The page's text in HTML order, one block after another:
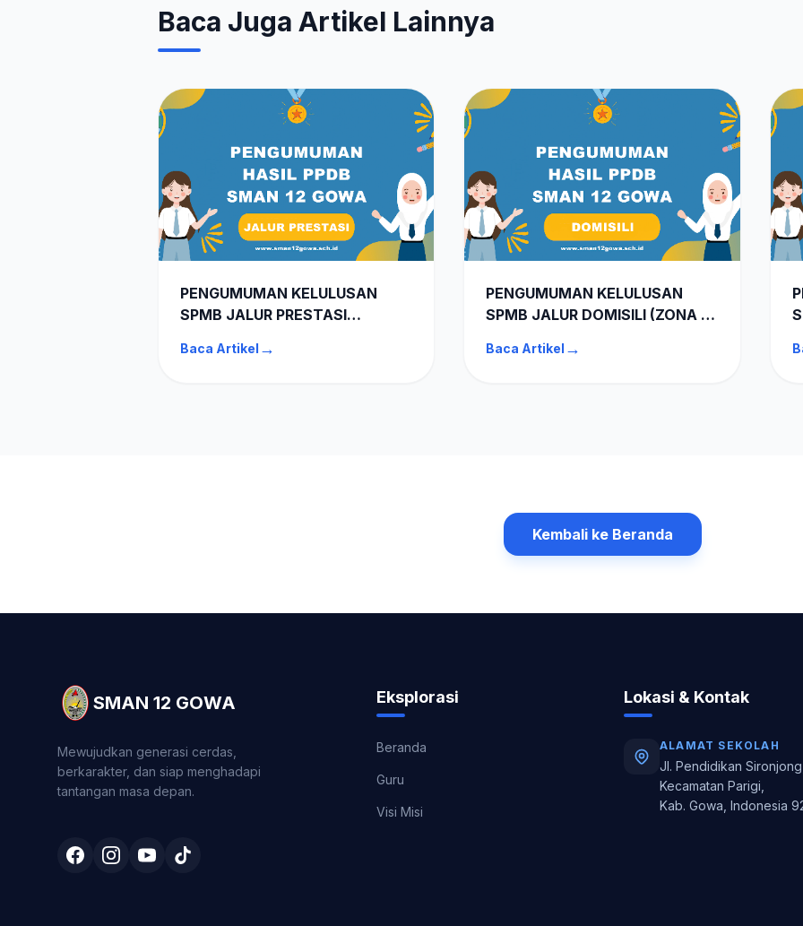
Baca Juga Artikel Lainnya
PENGUMUMAN KELULUSAN
SPMB JALUR PRESTASI
SMAN 12 GOWA TA 2026-2027
Baca Artikel →
PENGUMUMAN KELULUSAN
SPMB JALUR DOMISILI (ZONA 2)
Baca Artikel →
Kembali ke Beranda
SMAN 12 GOWA
Mewujudkan generasi cerdas,
berkarakter, dan siap menghadapi
tantangan masa depan.
Eksplorasi
Beranda
Guru
Visi Misi
Lokasi & Kontak
ALAMAT SEKOLAH
Jl. Pendidikan
Kecamatan Parigi,
Kab. Gowa, Indonesia